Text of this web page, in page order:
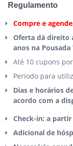
Regulamento
Compre e
Oferta dá direito
anos na
Até 10 cupons
Período para
Dias e horários
acordo com a
Check-in: a
Adicional de